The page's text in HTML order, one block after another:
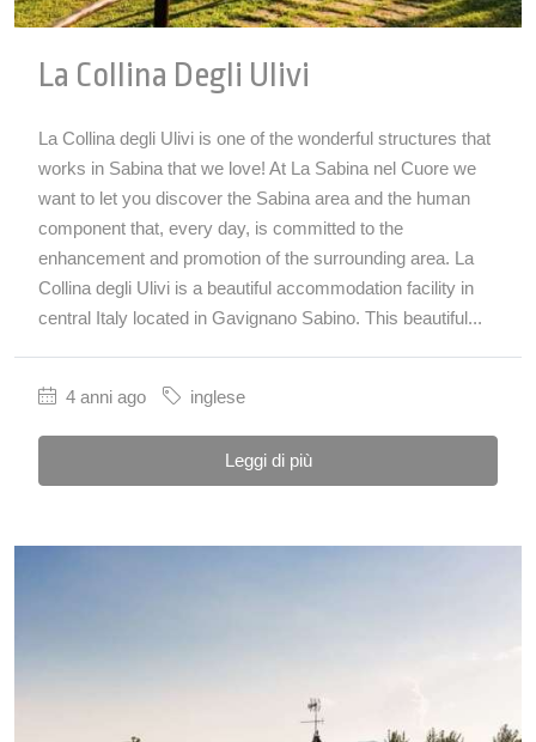
La Collina Degli Ulivi
La Collina degli Ulivi is one of the wonderful structures that
works in Sabina that we love! At La Sabina nel Cuore we
want to let you discover the Sabina area and the human
component that, every day, is committed to the
enhancement and promotion of the surrounding area. La
Collina degli Ulivi is a beautiful accommodation facility in
central Italy located in Gavignano Sabino. This beautiful...
4 anni ago inglese
Leggi di più